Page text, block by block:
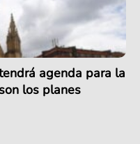
agenda para la
los planes